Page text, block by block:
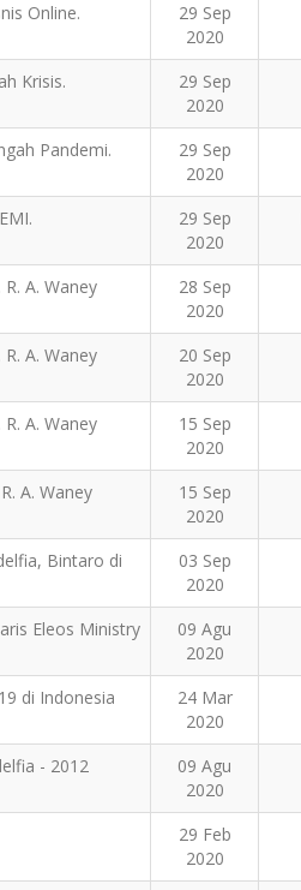
Online.
29 Sep
2020
Krisis.
29 Sep
2020
Pandemi.
29 Sep
2020
29 Sep
2020
A. Waney
28 Sep
2020
A. Waney
20 Sep
2020
A. Waney
15 Sep
2020
A. Waney
15 Sep
2020
Bintaro di
03 Sep
2020
Eleos Ministry
09 Agu
2020
di Indonesia
24 Mar
2020
- 2012
09 Agu
2020
29 Feb
2020